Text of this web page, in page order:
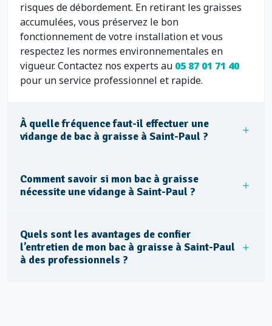
risques de débordement. En retirant les graisses
accumulées, vous préservez le bon
fonctionnement de votre installation et vous
respectez les normes environnementales en
vigueur. Contactez nos experts au 05 87 01 71 40
pour un service professionnel et rapide.
À quelle fréquence faut-il effectuer une
vidange de bac à graisse à Saint-Paul ?
Comment savoir si mon bac à graisse
nécessite une vidange à Saint-Paul ?
Quels sont les avantages de confier
l’entretien de mon bac à graisse à Saint-Paul
à des professionnels ?